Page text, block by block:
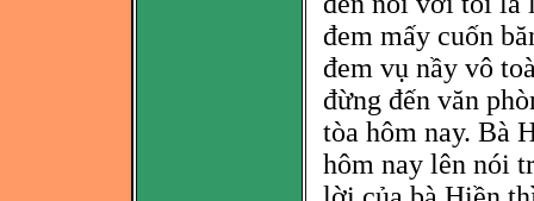
đem mấy cuốn
đem vụ nầy vô
đừng đến văn phò
tòa hôm nay. Bà
hôm nay lên nói